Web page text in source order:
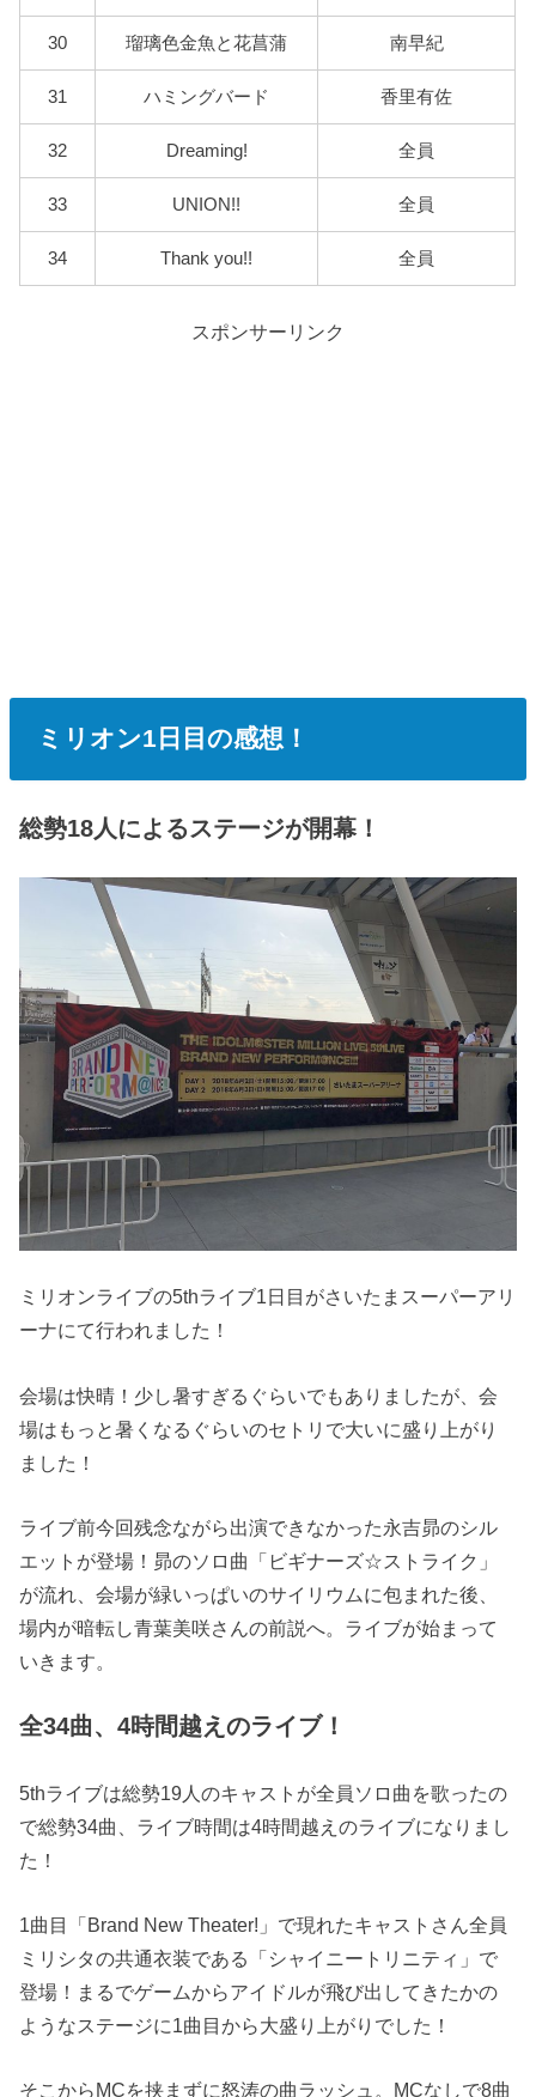
30 瑠璃色金魚と花菖蒲 南早紀
31 ハミングバード 香里有佐
32 Dreaming! 全員
33 UNION!! 全員
34 Thank you!! 全員
スポンサーリンク
ミリオン1日目の感想！
総勢18人によるステージが開幕！
ミリオンライブの5thライブ1日目がさいたまスーパーアリ
ーナにて行われました！
会場は快晴！少し暑すぎるぐらいでもありましたが、会
場はもっと暑くなるぐらいのセトリで大いに盛り上がり
ました！
ライブ前今回残念ながら出演できなかった永吉昴のシル
エットが登場！昴のソロ曲「ビギナーズ☆ストライク」
が流れ、会場が緑いっぱいのサイリウムに包まれた後、
場内が暗転し青葉美咲さんの前説へ。ライブが始まって
いきます。
全34曲、4時間越えのライブ！
5thライブは総勢19人のキャストが全員ソロ曲を歌ったの
で総勢34曲、ライブ時間は4時間越えのライブになりまし
た！
1曲目「Brand New Theater!」で現れたキャストさん全員
ミリシタの共通衣装である「シャイニートリニティ」で
登場！まるでゲームからアイドルが飛び出してきたかの
ようなステージに1曲目から大盛り上がりでした！
そこからMCを挟まずに怒涛の曲ラッシュ。MCなしで8曲